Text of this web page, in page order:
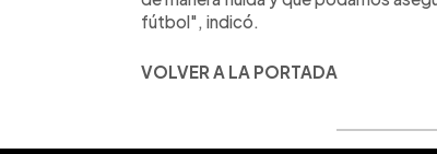
fútbol", indicó.
VOLVER A LA PORTADA